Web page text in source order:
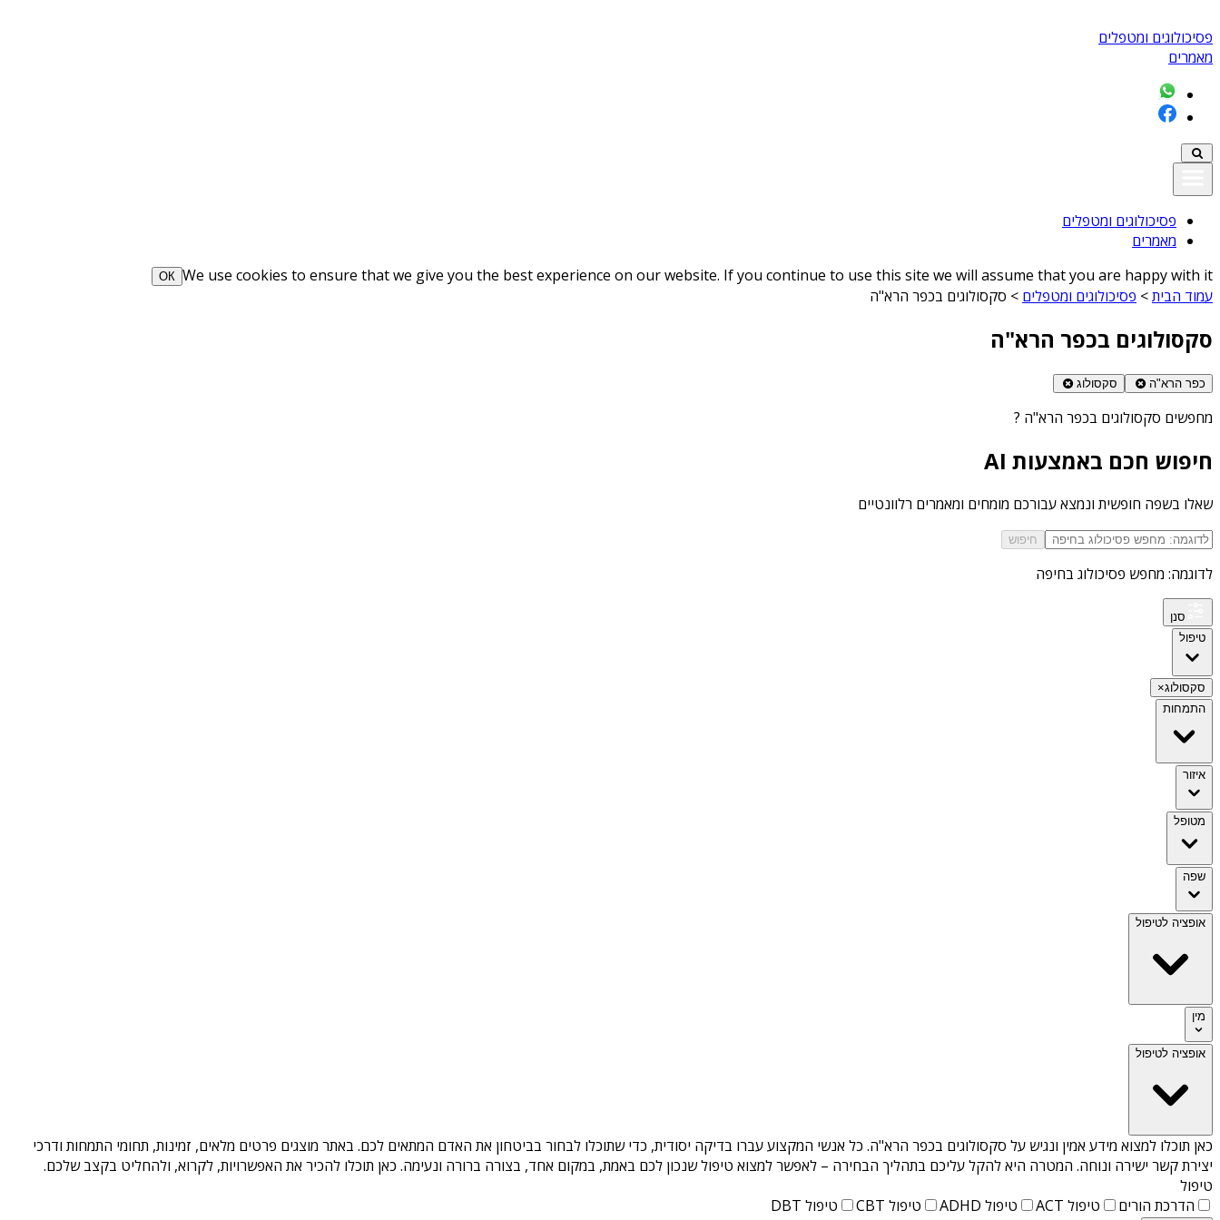
פסיכולוגים ומטפלים
מאמרים
פסיכולוגים ומטפלים
מאמרים
We use cookies to ensure that we give you the best experience on our website. If you continue to use this site we will assume that you are happy with it
ОК
עמוד הבית> פסיכולוגים ומטפלים > סקסולוגים בכפר הרא"ה
סקסולוגים בכפר הרא"ה
כפר הרא"ה סקסולוג
מחפשים סקסולוגים בכפר הרא"ה ?
חיפוש חכם באמצעות AI
שאלו בשפה חופשית ונמצא עבורכם מומחים ומאמרים רלוונטיים
חיפוש
לדוגמה: מחפש פסיכולוג בחיפה
סנן
טיפול
סקסולוג×
התמחות
איזור
מטופל
שפה
אופציה לטיפול
מין
אופציה לטיפול
כאן תוכלו למצוא מידע אמין ונגיש על סקסולוגים בכפר הרא"ה. כל אנשי המקצוע עברו בדיקה יסודית, כדי שתוכלו לבחור בביטחון את האדם המתאים לכם. באתר מוצגים פרטים מלאים, זמינות, תחומי התמחות ודרכי
יצירת קשר ישירה ונוחה. המטרה היא להקל עליכם בתהליך הבחירה – לאפשר למצוא טיפול שנכון לכם באמת, במקום אחד, בצורה ברורה ונעימה. כאן תוכלו להכיר את האפשרויות, לקרוא, ולהחליט בקצב שלכם.
טיפול
הדרכת הורים
טיפול ACT טיפול ADHD טיפול CBT טיפול DBT